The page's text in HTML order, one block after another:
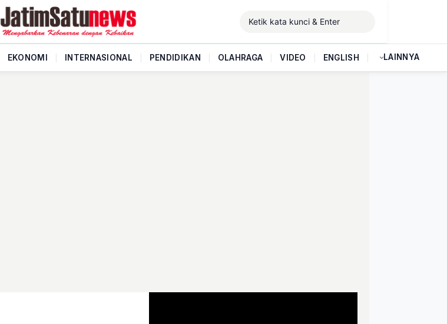
EKONOMI INTERNASIONAL PENDIDIKAN OLAHRAGA VIDEO ENGLISH LAINNYA